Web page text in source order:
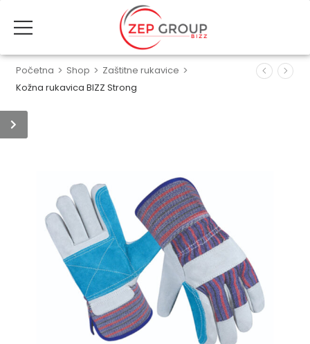
Početna > Shop > Zaštitne rukavice >
Kožna rukavica BIZZ Strong